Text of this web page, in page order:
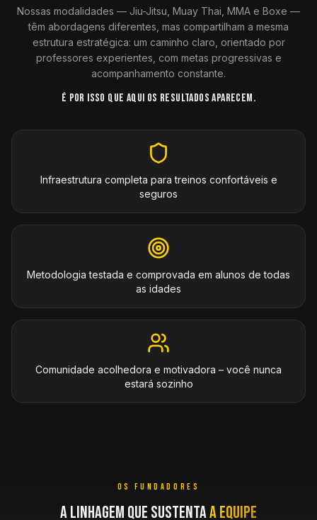
Nossas modalidades — Jiu-Jitsu, Muay Thai, MMA e Boxe —
têm abordagens diferentes, mas compartilham a mesma
estrutura estratégica: um caminho claro, orientado por
professores experientes, com metas progressivas e
acompanhamento constante.
É POR ISSO QUE AQUI OS RESULTADOS APARECEM.
Infraestrutura completa para treinos confortáveis e
seguros
Metodologia testada e comprovada em alunos de todas
as idades
Comunidade acolhedora e motivadora – você nunca
estará sozinho
OS FUNDADORES
A LINHAGEM QUE SUSTENTAA EQUIPE